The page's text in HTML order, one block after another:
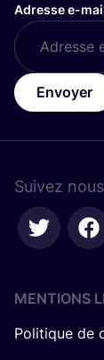
Adresse e-
Envoyer
Suivez nous
MENTIONS
Politique de